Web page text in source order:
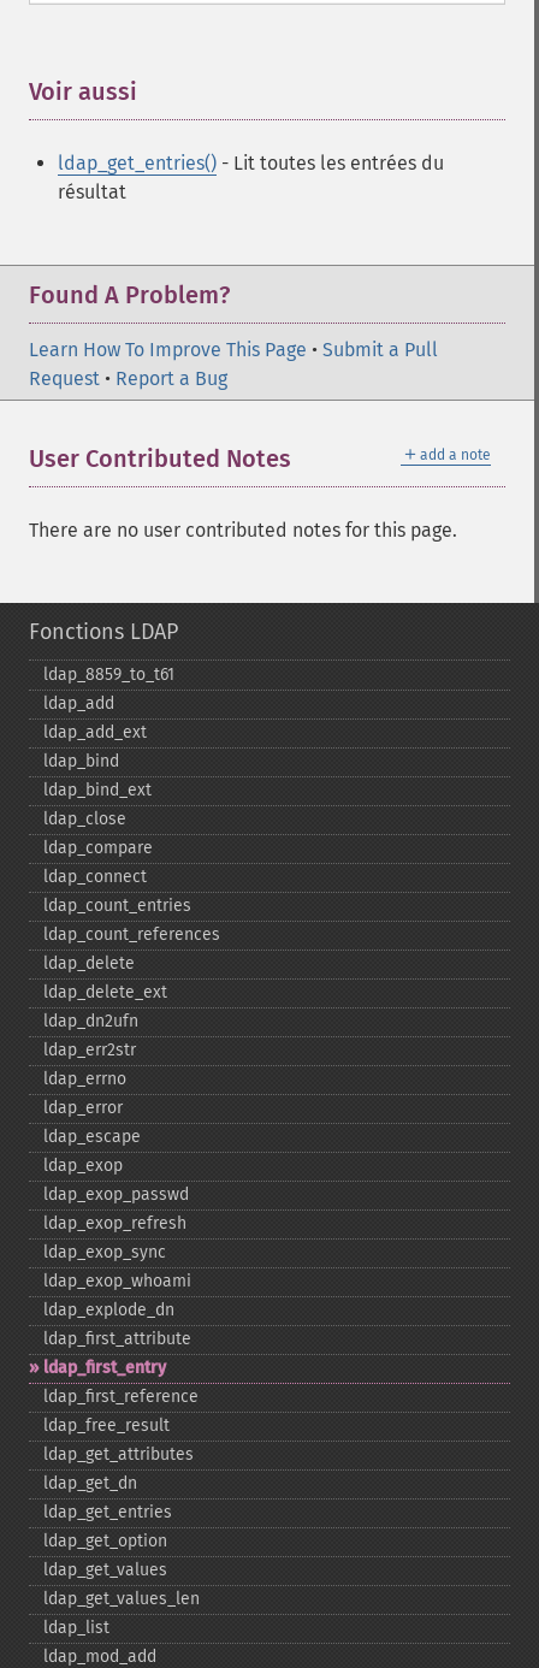
Voir aussi
ldap_get_entries() - Lit toutes les entrées du
résultat
Found A Problem?
Learn How To Improve This Page • Submit a Pull
Request • Report a Bug
＋ add a note
User Contributed Notes
There are no user contributed notes for this page.
Fonctions LDAP
ldap_​8859_​to_​t61
ldap_​add
ldap_​add_​ext
ldap_​bind
ldap_​bind_​ext
ldap_​close
ldap_​compare
ldap_​connect
ldap_​count_​entries
ldap_​count_​references
ldap_​delete
ldap_​delete_​ext
ldap_​dn2ufn
ldap_​err2str
ldap_​errno
ldap_​error
ldap_​escape
ldap_​exop
ldap_​exop_​passwd
ldap_​exop_​refresh
ldap_​exop_​sync
ldap_​exop_​whoami
ldap_​explode_​dn
ldap_​first_​attribute
ldap_​first_​entry
ldap_​first_​reference
ldap_​free_​result
ldap_​get_​attributes
ldap_​get_​dn
ldap_​get_​entries
ldap_​get_​option
ldap_​get_​values
ldap_​get_​values_​len
ldap_​list
ldap_​mod_​add